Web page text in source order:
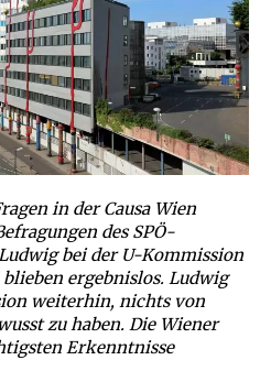
in der Causa Wien
des SPÖ-
bei der U-Kommission
ergebnislos. Ludwig
weiterhin, nichts von
zu haben. Die Wiener
Erkenntnisse